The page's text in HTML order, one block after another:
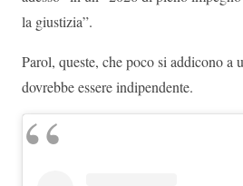
la giustizia”.
Parol, queste, che poco si addicono a
dovrebbe essere indipendente.